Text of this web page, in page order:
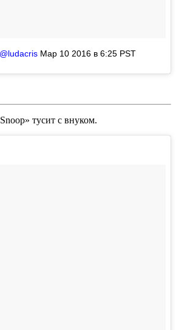
Мар 10 2016 в 6:25 PST
Snoop» тусит с внуком.